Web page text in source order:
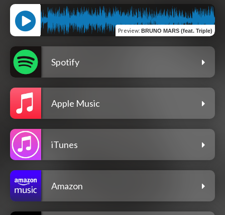
Preview: BRUNO MARS (feat. Triple)
Spotify
Apple Music
iTunes
Amazon